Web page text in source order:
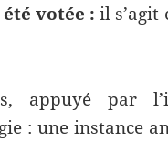
été votée :il s’agit
appuyé par
: une instance